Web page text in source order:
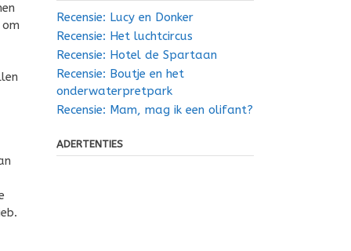
Recensie: Lucy en Donker
Recensie: Het luchtcircus
Recensie: Hotel de Spartaan
Recensie: Boutje en het
onderwaterpretpark
Recensie: Mam, mag ik een olifant?
ADERTENTIES